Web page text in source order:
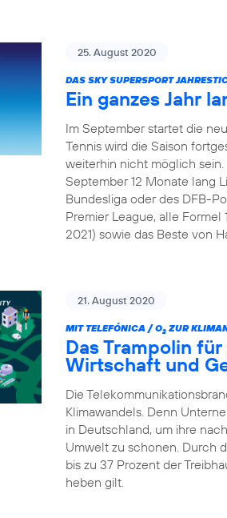
25. August 2020
DAS SKY SUPERSPORT
Ein ganzes Jahr
Im September startet die
Tennis wird die Saison
weiterhin nicht möglich
September 12 Monate lang
Bundesliga oder des DFB-
Premier League, alle Formel
2021) sowie das Beste von
21. August 2020
MIT TELEFÓNICA / O2 ZUR
Das Trampolin
Wirtschaft und
Die
Klimawandels. Denn
in Deutschland, um ihre
Umwelt zu schonen. Durch
bis zu 37 Prozent der
heben gilt.